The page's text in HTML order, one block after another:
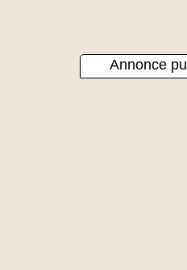
Annonce